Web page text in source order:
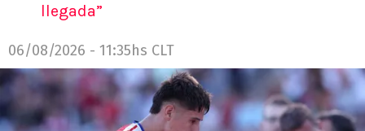
llegada”
06/08/2026 - 11:35hs CLT